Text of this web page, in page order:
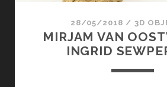
28/05/2018 / 3D
MIRJAM VAN
INGRID